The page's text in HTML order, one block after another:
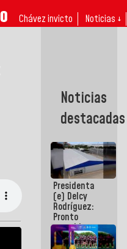
Chávez invicto Noticias ↓
Noticias
destacadas
Presidenta
(e) Delcy
Rodríguez:
Pronto
restableceremos
las